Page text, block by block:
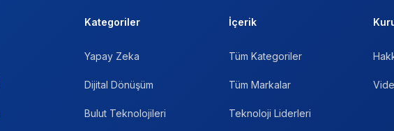
Kategoriler
Yapay Zeka
Dijital Dönüşüm
Bulut Teknolojileri
İçerik
Tüm Kategoriler
Tüm Markalar
Teknoloji Liderleri